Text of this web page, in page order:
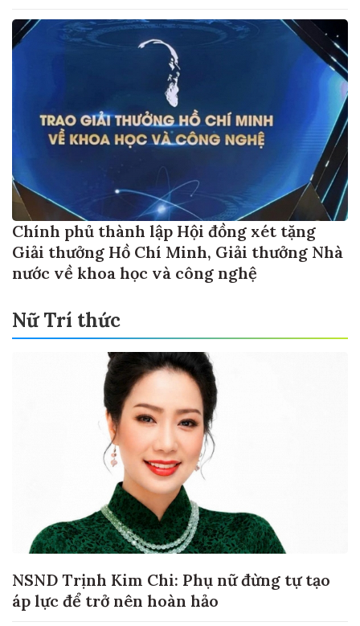
Chính phủ thành lập Hội đồng xét tặng
Giải thưởng Hồ Chí Minh, Giải thưởng Nhà
nước về khoa học và công nghệ
Nữ Trí thức
NSND Trịnh Kim Chi: Phụ nữ đừng tự tạo
áp lực để trở nên hoàn hảo